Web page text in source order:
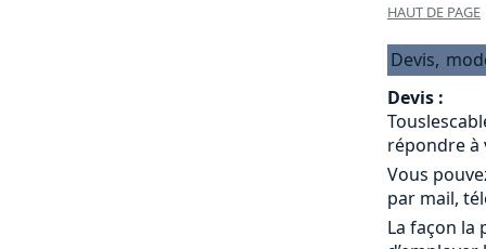
HAUT DE PAGE
Devis,
Devis :
répondre à
Vous
par mail,
La façon la